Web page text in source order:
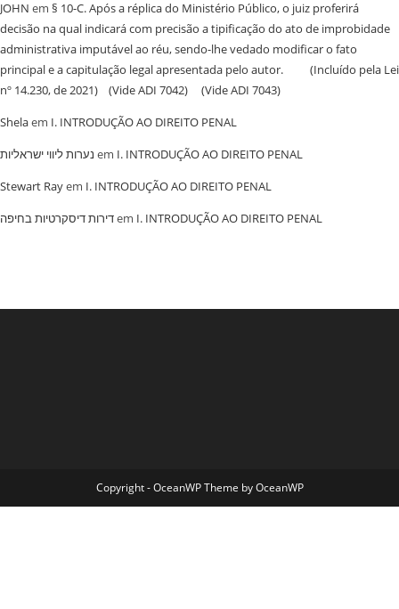
JOHN em § 10-C. Após a réplica do Ministério Público, o juiz proferirá
decisão na qual indicará com precisão a tipificação do ato de improbidade
administrativa imputável ao réu, sendo-lhe vedado modificar o fato
principal e a capitulação legal apresentada pelo autor. (Incluído pela Lei
nº 14.230, de 2021) (Vide ADI 7042) (Vide ADI 7043)
Shelaem I. INTRODUÇÃO AO DIREITO PENAL
נערות ליווי ישראליות em I. INTRODUÇÃO AO DIREITO PENAL
Stewart Rayem I. INTRODUÇÃO AO DIREITO PENAL
‏דירות דיסקרטיות בחיפהem I. INTRODUÇÃO AO DIREITO PENAL
Copyright - OceanWP Theme by OceanWP